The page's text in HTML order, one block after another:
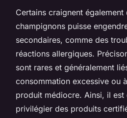
Certains craignent
champignons puisse
secondaires, comme des
réactions allergiques.
sont rares et généralement
consommation excessive ou
produit médiocre. Ainsi, il est
privilégier des produits